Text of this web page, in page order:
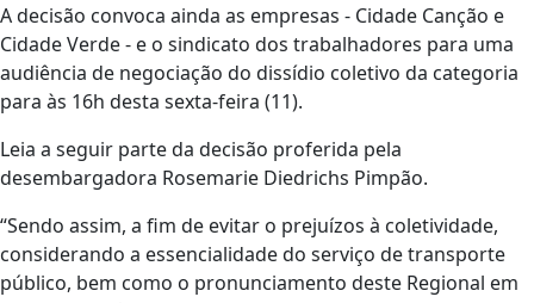
A decisão convoca ainda as empresas - Cidade Canção e
Cidade Verde - e o sindicato dos trabalhadores para uma
audiência de negociação do dissídio coletivo da categoria
para às 16h desta sexta-feira (11).
Leia a seguir parte da decisão proferida pela
desembargadora Rosemarie Diedrichs Pimpão.
“Sendo assim, a fim de evitar o prejuízos à coletividade,
considerando a essencialidade do serviço de transporte
público, bem como o pronunciamento deste Regional em